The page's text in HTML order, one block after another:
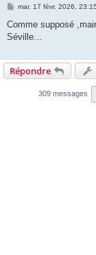
M
s
a
mar. 17 févr. 2026, 23:15
Comme supposé
Séville...
Répondre
309 messages